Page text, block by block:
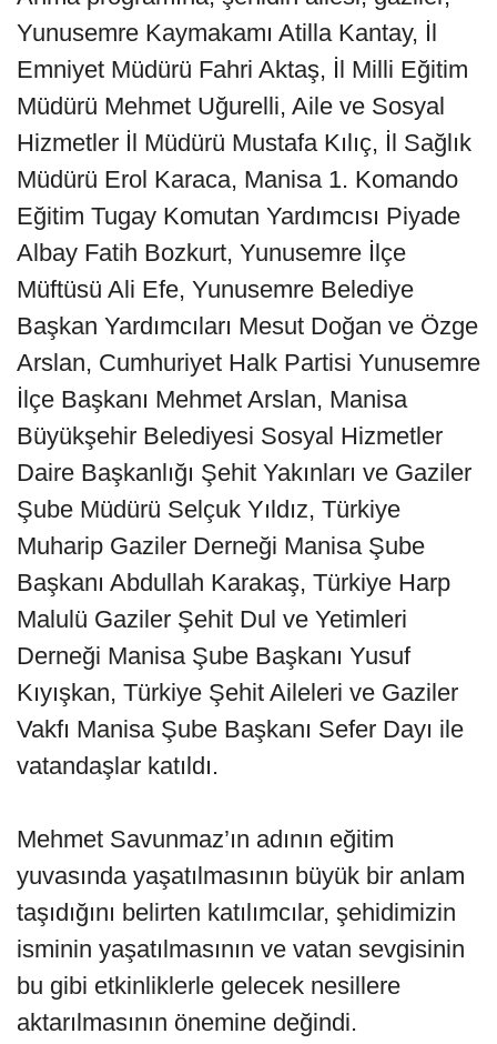
Yunusemre Kaymakamı Atilla Kantay, İl
Emniyet Müdürü Fahri Aktaş, İl Milli Eğitim
Müdürü Mehmet Uğurelli, Aile ve Sosyal
Hizmetler İl Müdürü Mustafa Kılıç, İl Sağlık
Müdürü Erol Karaca, Manisa 1. Komando
Eğitim Tugay Komutan Yardımcısı Piyade
Albay Fatih Bozkurt, Yunusemre İlçe
Müftüsü Ali Efe, Yunusemre Belediye
Başkan Yardımcıları Mesut Doğan ve Özge
Arslan, Cumhuriyet Halk Partisi Yunusemre
İlçe Başkanı Mehmet Arslan, Manisa
Büyükşehir Belediyesi Sosyal Hizmetler
Daire Başkanlığı Şehit Yakınları ve Gaziler
Şube Müdürü Selçuk Yıldız, Türkiye
Muharip Gaziler Derneği Manisa Şube
Başkanı Abdullah Karakaş, Türkiye Harp
Malulü Gaziler Şehit Dul ve Yetimleri
Derneği Manisa Şube Başkanı Yusuf
Kıyışkan, Türkiye Şehit Aileleri ve Gaziler
Vakfı Manisa Şube Başkanı Sefer Dayı ile
vatandaşlar katıldı.
Mehmet Savunmaz’ın adının eğitim
yuvasında yaşatılmasının büyük bir anlam
taşıdığını belirten katılımcılar, şehidimizin
isminin yaşatılmasının ve vatan sevgisinin
bu gibi etkinliklerle gelecek nesillere
aktarılmasının önemine değindi.